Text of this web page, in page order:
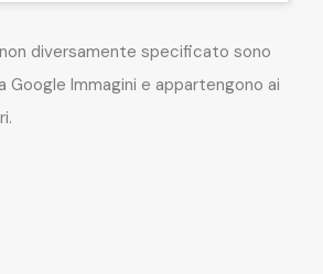
diversamente specificato sono
Immagini e appartengono ai